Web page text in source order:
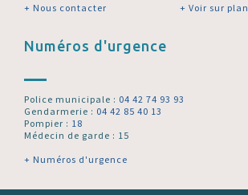
+ Nous contacter
+ Voir sur plan
Numéros d'urgence
Police municipale : 04 42 74 93 93
Gendarmerie : 04 42 85 40 13
Pompier : 18
Médecin de garde : 15
+ Numéros d'urgence